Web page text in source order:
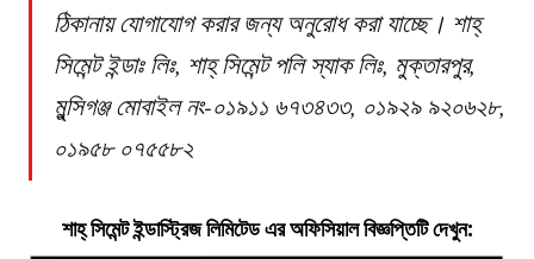
ঠিকানায় যোগাযোগ করার জন্য অনুরোধ করা যাচ্ছে। শাহ্
সিমেন্ট ইন্ডাঃ লিঃ, শাহ্ সিমেন্ট পলি স্যাক লিঃ, মুক্তারপুর,
মুন্সিগঞ্জ মোবাইল নং-০১৯১১ ৬৭৩৪৩৩, ০১৯২৯ ৯২০৬২৮,
০১৯৫৮ ০৭৫৫৮২
শাহ্ সিমেন্ট ইন্ডাস্ট্রিজলিমিটেডএর অফিসিয়াল বিজ্ঞপ্তিটি দেখুন: